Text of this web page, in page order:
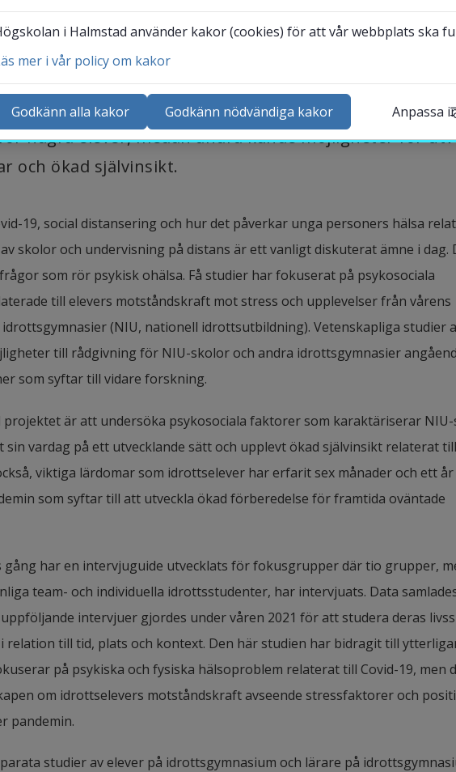
som verkligen påverkades av pandemin var
idrottsprogram i Sverige betydde det ökat ansvar för
och planering av fysisk träning. När
och träning ändrades ledde det till problem och svåra
några elever, medan andra kände möjligheter för
och ökad självinsikt.
19, social distansering och hur det påverkar unga personers hälsa
skolor och undervisning på distans är ett vanligt diskuterat ämne i dag.
som rör psykisk ohälsa. Få studier har fokuserat på psykosociala
till elevers motståndskraft mot stress och upplevelser från vårens
(NIU, nationell idrottsutbildning). Vetenskapliga studier
till rådgivning för NIU-skolor och andra idrottsgymnasier
som syftar till vidare forskning.
projektet är att undersöka psykosociala faktorer som karaktäriserar
sin vardag på ett utvecklande sätt och upplevt ökad självinsikt relaterat till
viktiga lärdomar som idrottselever har erfarit sex månader och ett
som syftar till att utveckla ökad förberedelse för framtida oväntade
har en intervjuguide utvecklats för fokusgrupper där tio grupper,
team- och individuella idrottsstudenter, har intervjuats. Data
intervjuer gjordes under våren 2021 för att studera deras
relation till tid, plats och kontext. Den här studien har bidragit till
på psykiska och fysiska hälsoproblem relaterat till Covid-19, men
om idrottselevers motståndskraft avseende stressfaktorer och
pandemin.
studier av elever på idrottsgymnasium och lärare på
Kontakta och besök oss
Nyheter
Kalender
Sök personal
i Halmstad använder kakor (cookies) för att vår webbplats ska
mer i vår policy om kakor
Godkänn alla kakor Godkänn nödvändiga kakor Anpassa